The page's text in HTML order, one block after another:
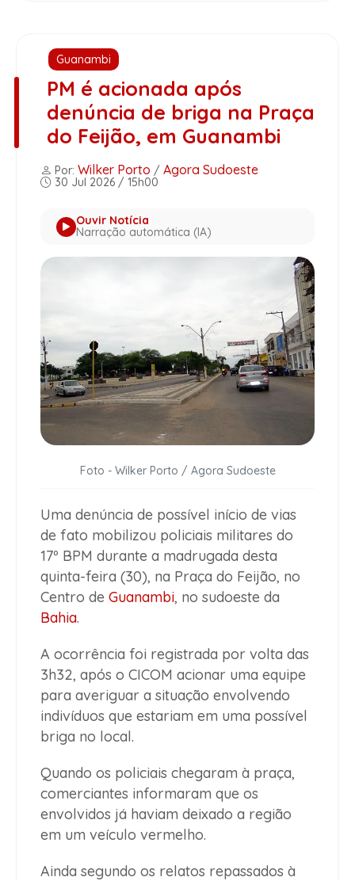
Guanambi
PM é acionada após
denúncia de briga na Praça
do Feijão, em Guanambi
Por: Wilker Porto / Agora Sudoeste
30 Jul 2026 / 15h00
Ouvir Notícia
Narração automática (IA)
Foto - Wilker Porto / Agora Sudoeste
Uma denúncia de possível início de vias
de fato mobilizou policiais militares do
17º BPM durante a madrugada desta
quinta-feira (30), na Praça do Feijão, no
Centro de Guanambi, no sudoeste da
Bahia.
A ocorrência foi registrada por volta das
3h32, após o CICOM acionar uma equipe
para averiguar a situação envolvendo
indivíduos que estariam em uma possível
briga no local.
Quando os policiais chegaram à praça,
comerciantes informaram que os
envolvidos já haviam deixado a região
em um veículo vermelho.
Ainda segundo os relatos repassados à